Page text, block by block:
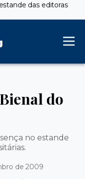
das editoras
do
no estande
de 2009